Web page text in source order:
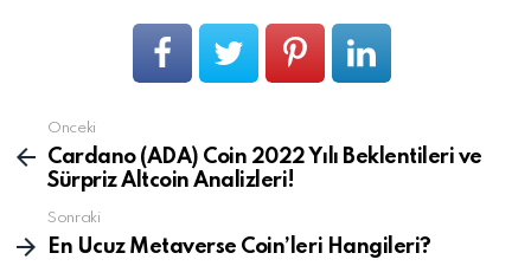
Devamını
gör
Önceki
Cardano (ADA) Coin 2022 Yılı Beklentileri ve
Sürpriz Altcoin Analizleri!
Sonraki
En Ucuz Metaverse Coin’leri Hangileri?